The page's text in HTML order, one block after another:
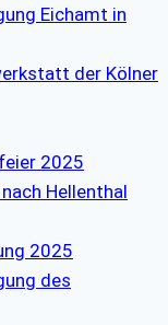
Eichamt in
der Kölner
2025
Hellenthal
2025
des